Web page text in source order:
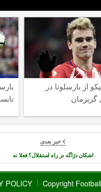
از بارسلونا در
گریزمان
خبر بعدی
اشکان دژاگه در راه استقلال؟ فعلا نه
POLICY